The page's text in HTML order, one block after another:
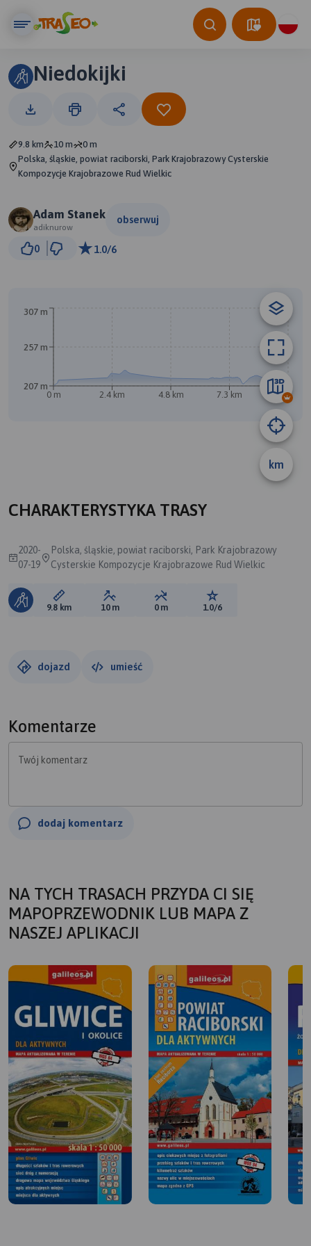
Niedokijki
9.8 km 10 m
0 m
Polska, śląskie, powiat raciborski, Park Krajobrazowy Cysterskie
Kompozycje Krajobrazowe Rud Wielkic
Adam Stanek
adiknurow
obserwuj
0 1.0/6
km
0 m 2.4 km 4.8 km 7.3 km 9.7 km
207 m
257 m
307 m
CHARAKTERYSTYKA TRASY
2020-
07-19
Polska, śląskie, powiat raciborski, Park Krajobrazowy
Cysterskie Kompozycje Krajobrazowe Rud Wielkic
Długość trasy:
9.8 km Suma przewyższeń:
10 m Suma spadków:
0 m Ocena trasy:
1.0/6
dojazd umieść
Komentarze
Twój komentarz
dodaj komentarz
NA TYCH TRASACH PRZYDA CI SIĘ
MAPOPRZEWODNIK LUB MAPA Z
NASZEJ APLIKACJI